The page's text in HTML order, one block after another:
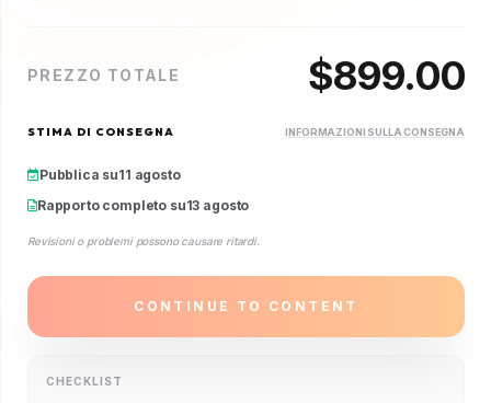
PREZZO TOTALE $899.00
STIMA DI CONSEGNA INFORMAZIONI SULLA CONSEGNA
Pubblica su11 agosto
Rapporto completo su13 agosto
Revisioni o problemi possono causare ritardi.
CONTINUE TO CONTENT
CHECKLIST